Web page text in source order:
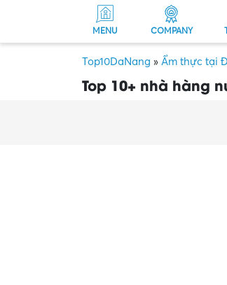
MENU COMPANY
Top10DaNang » Ẩm thực tại
Top 10+ nhà hàng